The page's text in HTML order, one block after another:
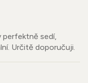
perfektně sedí,
Určitě doporučuji.